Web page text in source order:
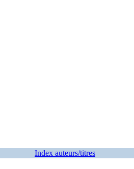
Index auteurs/titres